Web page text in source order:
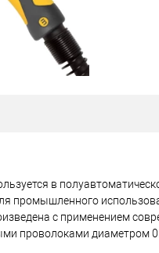
в
промышленного
с применением
проволоками диаметром